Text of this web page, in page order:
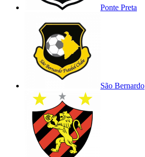
Ponte Preta
São Bernardo